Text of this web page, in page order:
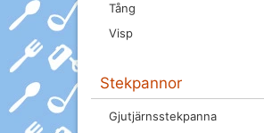
Tång
Visp
Stekpannor
Gjutjärnsstekpanna